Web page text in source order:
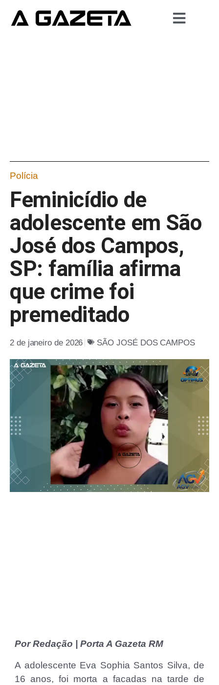
Polícia
Feminicídio de
adolescente em São
José dos Campos,
SP: família afirma
que crime foi
premeditado
2 de janeiro de 2026 SÃO JOSÉ DOS CAMPOS
Por Redação | Porta A Gazeta RM
A adolescente Eva Sophia Santos Silva, de
16 anos, foi morta a facadas na tarde de